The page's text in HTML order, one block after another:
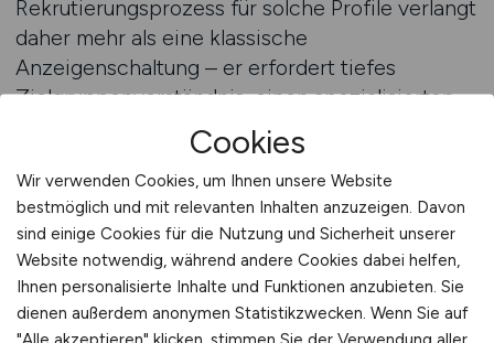
Rekrutierungsprozess für solche Profile verlangt
daher mehr als eine klassische
Anzeigenschaltung – er erfordert tiefes
Zielgruppenverständnis, einen spezialisierten
Kanal und eine Plattform, auf der technische
Vertriebsprofile auch wirklich suchen.
VERTRIEB.JOBS bietet Ihnen diese Kombination
aus Branchentiefe und Performance-Marketing.
Durch unsere langjährige Erfahrung im
technischen Mittelstand kennen wir die
Erwartungen beider Seiten: Arbeitgeber
benötigen messbare Ergebnisse, Vertriebler
Cookies
Wir verwenden Cookies, um Ihnen unsere Website
bestmöglich und mit relevanten Inhalten anzuzeigen. Davon
sind einige Cookies für die Nutzung und Sicherheit unserer
Website notwendig, während andere Cookies dabei helfen,
Ihnen personalisierte Inhalte und Funktionen anzubieten. Sie
dienen außerdem anonymen Statistikzwecken. Wenn Sie auf